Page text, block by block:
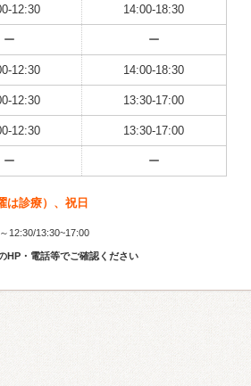
12:30 14:00-18:30
ー ー
12:30 14:00-18:30
12:30 13:30-17:00
12:30 13:30-17:00
ー ー
は診療）、祝日
12:30/13:30~17:00
HP・電話等でご確認ください